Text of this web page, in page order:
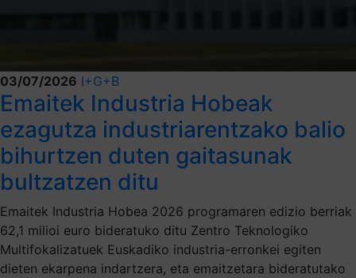
03/07/2026 I+G+B
Emaitek Industria Hobeak
ezagutza industriarentzako balio
bihurtzen duten gaitasunak
bultzatzen ditu
Emaitek Industria Hobea 2026 programaren edizio berriak
62,1 milioi euro bideratuko ditu Zentro Teknologiko
Multifokalizatuek Euskadiko industria-erronkei egiten
dieten ekarpena indartzera, eta emaitzetara bideratutako